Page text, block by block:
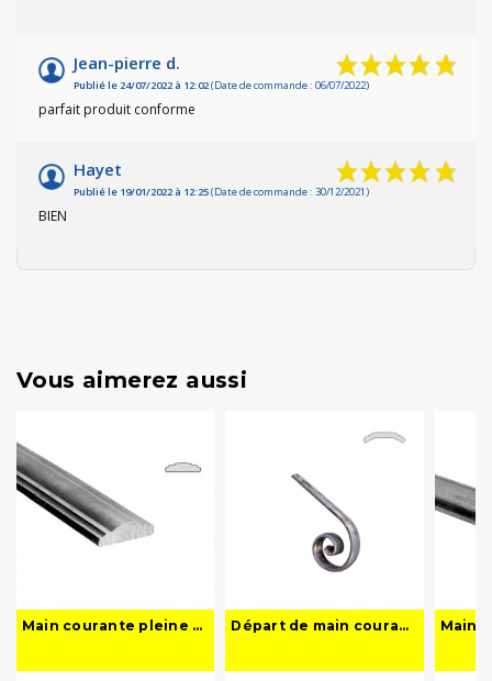
Jean-pierre d.
Publié le 24/07/2022 à 12:02(Date de commande : 06/07/2022)
parfait produit conforme
Hayet
Publié le 19/01/2022 à 12:25(Date de commande : 30/12/2021)
BIEN
Vous aimerez aussi
Main courante pleine moulurée Baroque Départ de main courante mouluré Romane